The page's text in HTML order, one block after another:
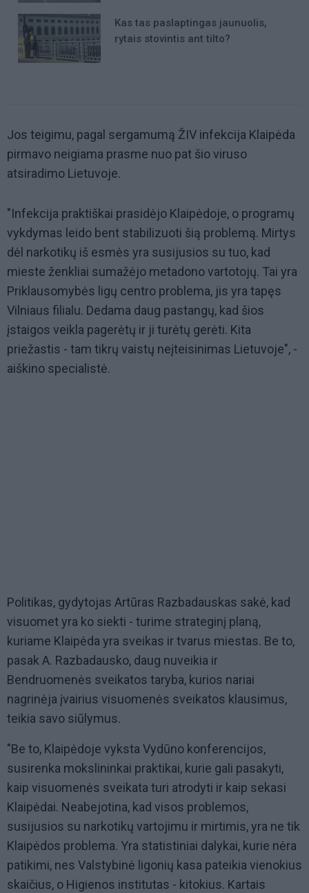
Kas tas paslaptingas jaunuolis,
rytais stovintis ant tilto?
Jos teigimu, pagal sergamumą ŽIV infekcija Klaipėda
pirmavo neigiama prasme nuo pat šio viruso
atsiradimo Lietuvoje.
"Infekcija praktiškai prasidėjo Klaipėdoje, o programų
vykdymas leido bent stabilizuoti šią problemą. Mirtys
dėl narkotikų iš esmės yra susijusios su tuo, kad
mieste ženkliai sumažėjo metadono vartotojų. Tai yra
Priklausomybės ligų centro problema, jis yra tapęs
Vilniaus filialu. Dedama daug pastangų, kad šios
įstaigos veikla pagerėtų ir ji turėtų gerėti. Kita
priežastis - tam tikrų vaistų neįteisinimas Lietuvoje", -
aiškino specialistė.
Politikas, gydytojas Artūras Razbadauskas sakė, kad
visuomet yra ko siekti - turime strateginį planą,
kuriame Klaipėda yra sveikas ir tvarus miestas. Be to,
pasak A. Razbadausko, daug nuveikia ir
Bendruomenės sveikatos taryba, kurios nariai
nagrinėja įvairius visuomenės sveikatos klausimus,
teikia savo siūlymus.
"Be to, Klaipėdoje vyksta Vydūno konferencijos,
susirenka mokslininkai praktikai, kurie gali pasakyti,
kaip visuomenės sveikata turi atrodyti ir kaip sekasi
Klaipėdai. Neabejotina, kad visos problemos,
susijusios su narkotikų vartojimu ir mirtimis, yra ne tik
Klaipėdos problema. Yra statistiniai dalykai, kurie nėra
patikimi, nes Valstybinė ligonių kasa pateikia vienokius
skaičius, o Higienos institutas - kitokius. Kartais